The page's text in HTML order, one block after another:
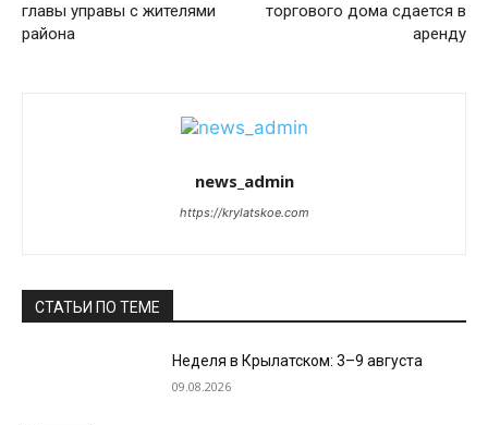
главы управы с жителями
района
торгового дома сдается в
аренду
news_admin
https://krylatskoe.com
СТАТЬИ ПО ТЕМЕ
Неделя в Крылатском: 3–9 августа
09.08.2026